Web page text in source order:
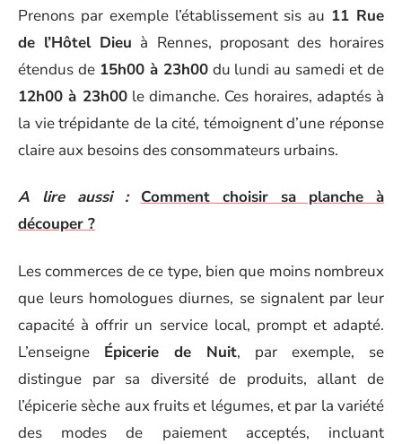
Prenons par exemple l’établissement sis au 11 Rue
de l’Hôtel Dieu à Rennes, proposant des horaires
étendus de 15h00 à 23h00du lundi au samedi et de
12h00 à 23h00le dimanche. Ces horaires, adaptés à
la vie trépidante de la cité, témoignent d’une réponse
claire aux besoins des consommateurs urbains.
A lire aussi :
Comment choisir sa planche à
découper ?
Les commerces de ce type, bien que moins nombreux
que leurs homologues diurnes, se signalent par leur
capacité à offrir un service local, prompt et adapté.
L’enseigne Épicerie de Nuit, par exemple, se
distingue par sa diversité de produits, allant de
l’épicerie sèche aux fruits et légumes, et par la variété
des modes de paiement acceptés, incluant